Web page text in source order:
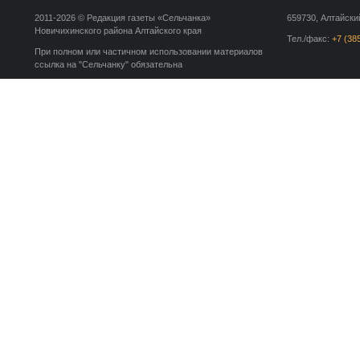
659730,
Тел./факс: +7
2011-2026 © Редакция газеты «Сельчанка»
Новичихинского района Алтайского края
При полном или частичном использовании материалов
ссылка на "Сельчанку" обязательна